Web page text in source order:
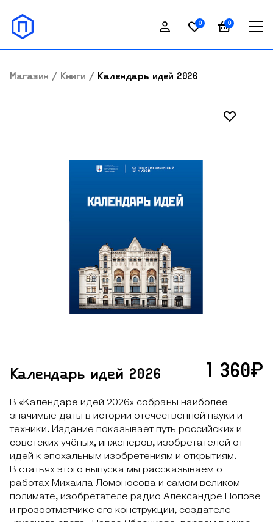
0 0
Магазин / Книги / Календарь идей 2026
Календарь идей 2026 1 360₽
В «Календаре идей 2026» собраны наиболее
значимые даты в истории отечественной науки и
техники. Издание показывает путь российских и
советских учёных, инженеров, изобретателей от
идей к эпохальным изобретениям и открытиям.
В статьях этого выпуска мы рассказываем о
работах Михаила Ломоносова и самом великом
полимате, изобретателе радио Александре Попове
и грозоотметчике его конструкции, создателе